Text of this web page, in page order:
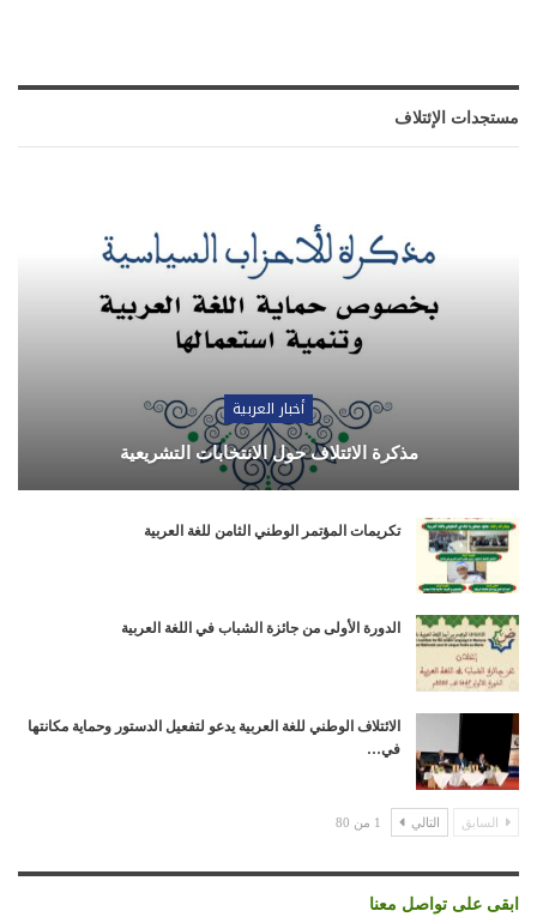
مستجدات الإئتلاف
أخبار العربية
مذكرة الائتلاف حول الانتخابات التشريعية
تكريمات المؤتمر الوطني الثامن للغة العربية
الدورة الأولى من جائزة الشباب في اللغة العربية
الائتلاف الوطني للغة العربية يدعو لتفعيل الدستور وحماية مكانتها
في…
السابق التالي 1 من 80
ابقى على تواصل معنا